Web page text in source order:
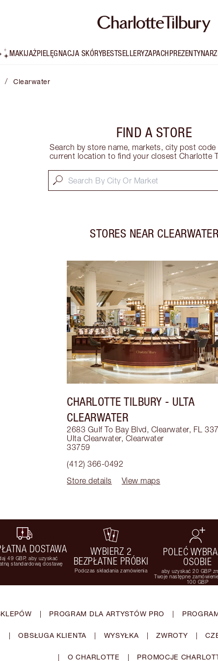
MAKIJAŻPIELĘGNACJA SKÓRYBESTSELLERYZAPACHPREZENTY
/ Clearwater
FIND A STORE
Search by store name, markets, city post code
current location to find your closest Charlotte
STORES NEAR CLEARWATER
CHARLOTTE TILBURY - ULTA
CLEARWATER
2683 Gulf To Bay Blvd, Clearwater, FL
Ulta Clearwater, Clearwater
33759
(412) 366-0492
Store details
View maps
DOSTAWA
49 GBP, aby uzyskać
standardową dostawę
WYBIERZ 2
BEZPŁATNE PRÓBKI
Podczas składania zamówienia
POLEĆ
OSOBIE
aby uzyskać 20 GBP
Twoje następne
100 GBP
| PROGRAM DLA ARTYSTÓW PRO |
| OBSŁUGA KLIENTA | WYSYŁKA | ZWROTY |
| O CHARLOTTE | PROMOCJE